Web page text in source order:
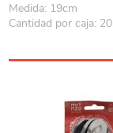
Medida: 19cm
Cantidad por caja: 20